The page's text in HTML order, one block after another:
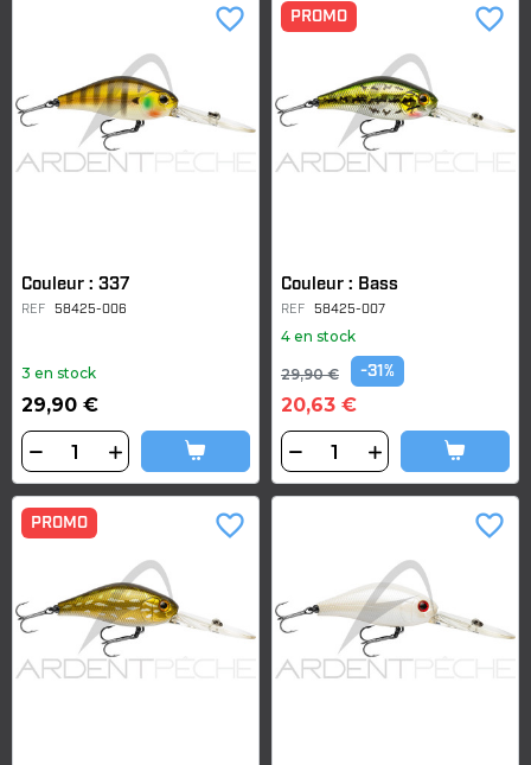
Couleur : 337
REF 58425-006
3 en stock
29,90 €
favorite_border PROMO
Couleur : Bass
REF 58425-007
4 en stock
29,90 € -31%
20,63 €
favorite_border
PROMO favorite_border favorite_border